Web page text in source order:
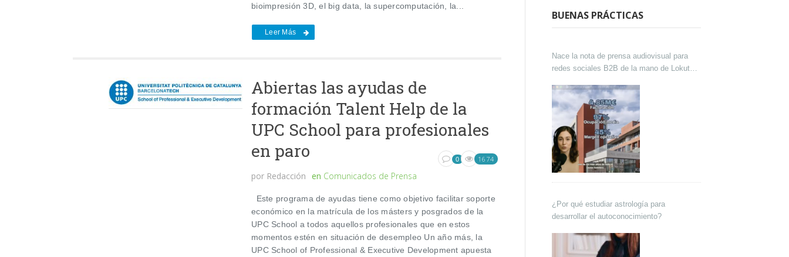
bioimpresión 3D, el big data, la supercomputación, la...
Leer Más
Abiertas las ayudas de
formación Talent Help de la
UPC School para profesionales
en paro
por Redacción en Comunicados de Prensa
0 1674
Este programa de ayudas tiene como objetivo facilitar soporte
económico en la matrícula de los másters y posgrados de la
UPC School a todos aquellos profesionales que en estos
momentos estén en situación de desempleo Un año más, la
UPC School of Professional & Executive Development apuesta
BUENAS PRÁCTICAS
Nace la nota de prensa audiovisual para
redes sociales B2B de la mano de Lokutor
¿Por qué estudiar astrología para
desarrollar el autoconocimiento?